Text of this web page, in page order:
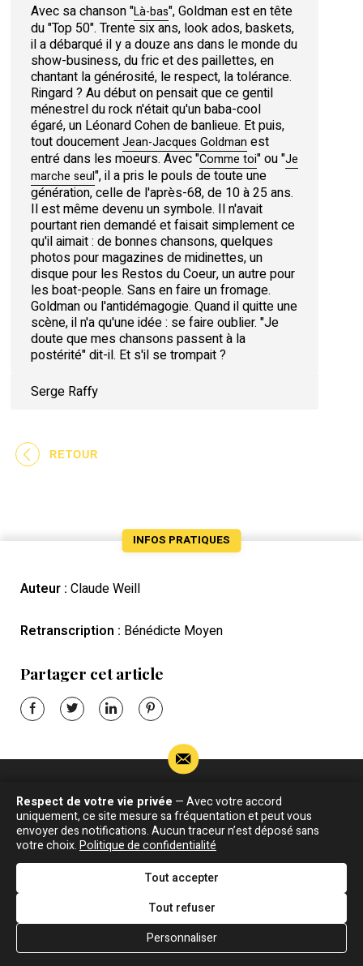
Avec sa chanson "Là-bas", Goldman est en tête
du "Top 50". Trente six ans, look ados, baskets,
il a débarqué il y a douze ans dans le monde du
show-business, du fric et des paillettes, en
chantant la générosité, le respect, la tolérance.
Ringard ? Au début on pensait que ce gentil
ménestrel du rock n'était qu'un baba-cool
égaré, un Léonard Cohen de banlieue. Et puis,
tout doucementJean-Jacques Goldman est
entré dans les moeurs. Avec "Comme toi" ou "Je
marche seul", il a pris le pouls de toute une
génération, celle de l'après-68, de 10 à 25 ans.
Il est même devenu un symbole. Il n'avait
pourtant rien demandé et faisait simplement ce
qu'il aimait : de bonnes chansons, quelques
photos pour magazines de midinettes, un
disque pour les Restos du Coeur, un autre pour
les boat-people. Sans en faire un fromage.
Goldman ou l'antidémagogie. Quand il quitte une
scène, il n'a qu'une idée : se faire oublier. "Je
doute que mes chansons passent à la
postérité" dit-il. Et s'il se trompait ?
Serge Raffy
RETOUR
INFOS PRATIQUES
Auteur : Claude Weill
Retranscription : Bénédicte Moyen
Partager cet article
Actualité
Écrits
Blog
Plan du site
Si vous souhaitez m’apporter des informations
complémentaires sur l’actualité de Jean-Jacques
Goldman,
ÉCRIVEZ-MOI !
Respect de votre vie privée — Avec votre accord
uniquement, ce site mesure sa fréquentation et peut vous
envoyer des notifications. Aucun traceur n’est déposé sans
votre choix.Politique de confidentialité
Tout accepter
Tout refuser
Personnaliser